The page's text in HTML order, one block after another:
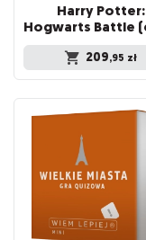
Harry Potter:
209,95 zł